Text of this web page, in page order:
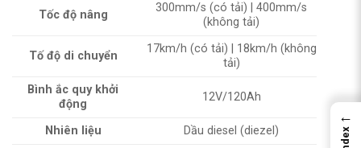
Tốc độ nâng
300mm/s (có tải) | 400mm/s
(không tải)
Tố độ di chuyển
17km/h (có tải) | 18km/h (không
tải)
Bình ắc quy khởi
động
12V/120Ah
Nhiên liệu Dầu diesel (diezel)
←
Index